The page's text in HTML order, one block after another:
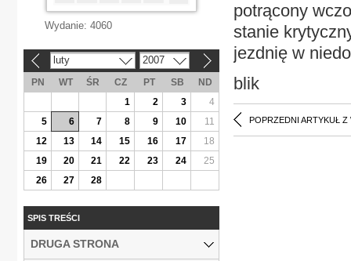
potrącony
stanie
jezdnię w
blik
POPRZEDNI ARTYKUŁ Z
Wydanie: 4060
luty 2007
PN WT ŚR CZ PT SB
ND
1
2 3
4
5
6 7 8 9 10
11
12
13 14 15 16 17
18
19
20 21 22 23 24
25
26
27 28
SPIS TREŚCI
DRUGA STRONA